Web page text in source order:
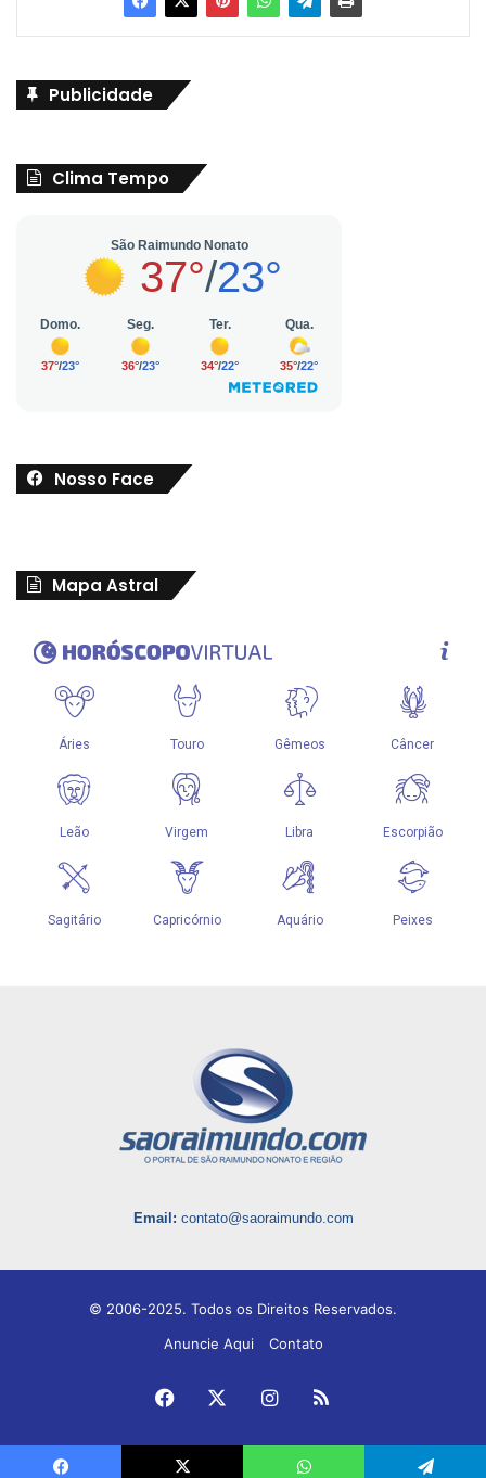
Publicidade
Clima Tempo
Nosso Face
Mapa Astral
Email: contato@saoraimundo.com
© 2006-2025. Todos os Direitos Reservados.
Anuncie Aqui
Contato
Facebook Instagram
RSS